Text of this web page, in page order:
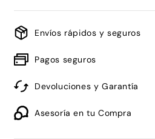
Blue
Foam
Blue
Foam
Envíos rápidos y seguros
Pagos seguros
Devoluciones y Garantía
Asesoría en tu Compra